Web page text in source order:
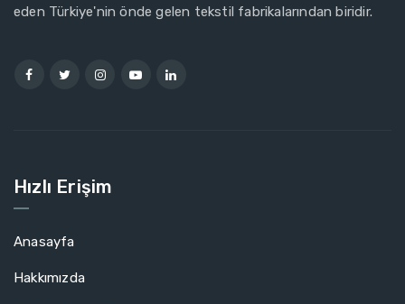
eden Türkiye'nin önde gelen tekstil fabrikalarından biridir.
Hızlı Erişim
Anasayfa
Hakkımızda